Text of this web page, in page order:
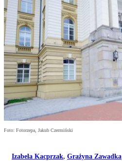
Foto: Fotorzepa, Jakub Czermiński
Izabela Kacprzak, Grażyna Zawadka